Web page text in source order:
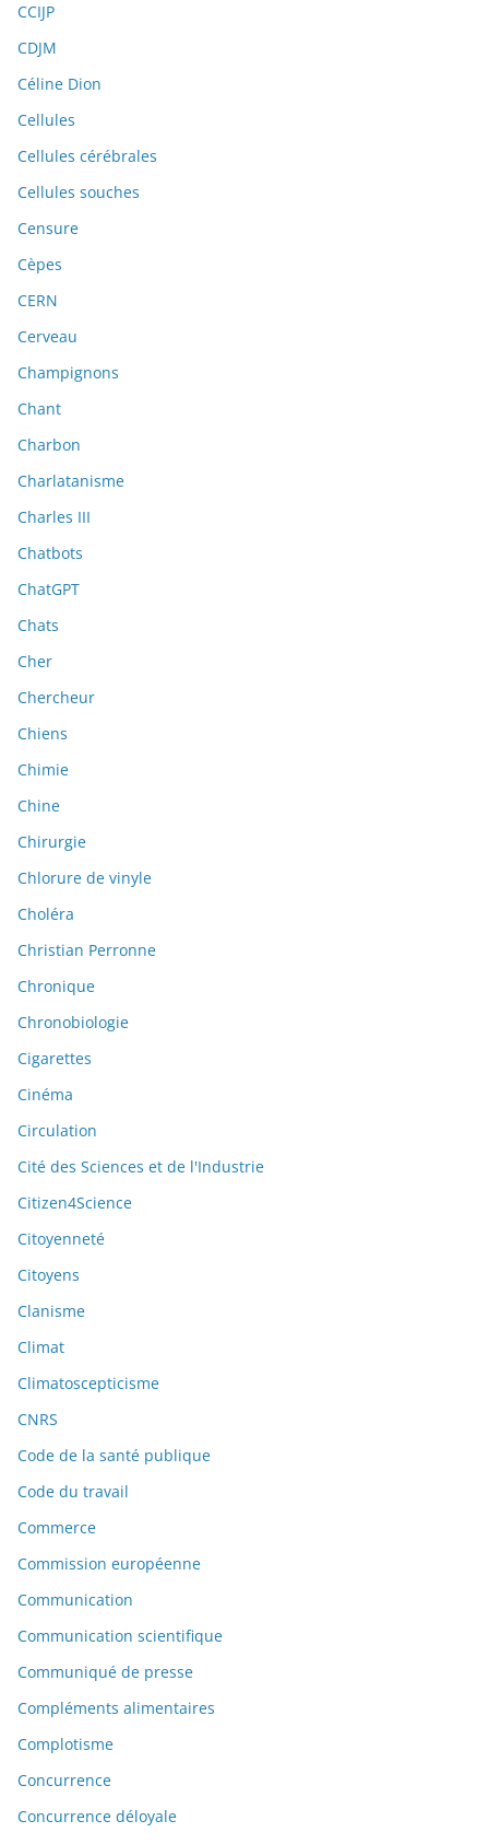
CCIJP
CDJM
Céline Dion
Cellules
Cellules cérébrales
Cellules souches
Censure
Cèpes
CERN
Cerveau
Champignons
Chant
Charbon
Charlatanisme
Charles III
Chatbots
ChatGPT
Chats
Cher
Chercheur
Chiens
Chimie
Chine
Chirurgie
Chlorure de vinyle
Choléra
Christian Perronne
Chronique
Chronobiologie
Cigarettes
Cinéma
Circulation
Cité des Sciences et de l'Industrie
Citizen4Science
Citoyenneté
Citoyens
Clanisme
Climat
Climatoscepticisme
CNRS
Code de la santé publique
Code du travail
Commerce
Commission européenne
Communication
Communication scientifique
Communiqué de presse
Compléments alimentaires
Complotisme
Concurrence
Concurrence déloyale